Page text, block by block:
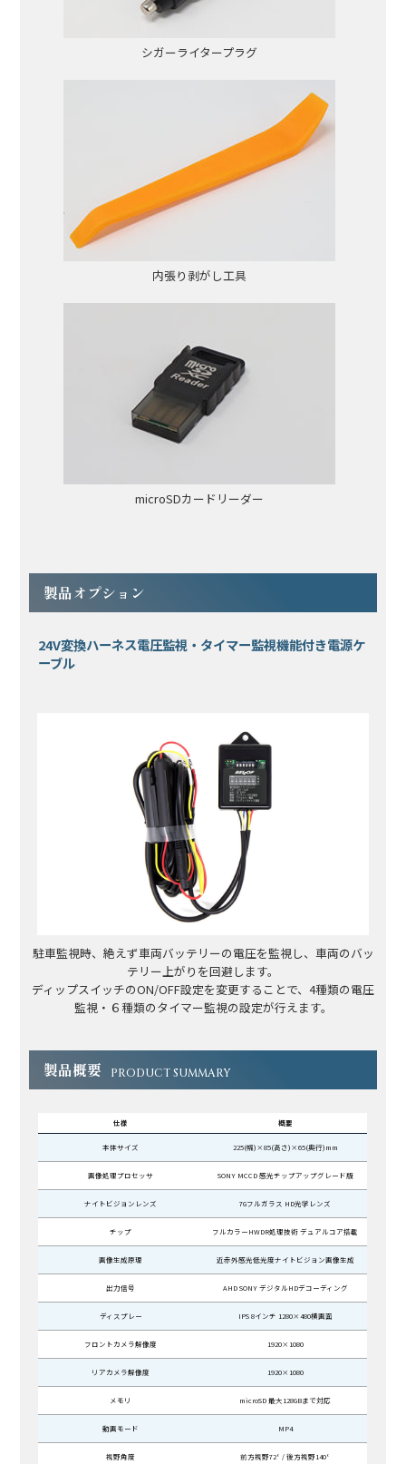
シガーライタープラグ
内張り剥がし工具
microSDカードリーダー
製品オプション
24V変換ハーネス電圧監視・タイマー監視機能付き電源ケ
ーブル
駐車監視時、絶えず車両バッテリーの電圧を監視し、車両のバッ
テリー上がりを回避します。
ディップスイッチのON/OFF設定を変更することで、4種類の電圧
監視・６種類のタイマー監視の設定が行えます。
製品概要 PRODUCT SUMMARY
仕様 概要
本体サイズ 225(幅)×85(高さ)×65(奥行)mm
画像処理プロセッサ SONY MCCD 感光チップアップグレード版
ナイトビジョンレンズ 7Gフルガラス HD光学レンズ
チップ フルカラーHWDR処理技術 デュアルコア搭載
画像生成原理 近赤外感光低光度ナイトビジョン画像生成
出力信号 AHD SONY デジタルHDデコーディング
ディスプレー IPS 8インチ 1280×480横画面
フロントカメラ解像度 1920×1080
リアカメラ解像度 1920×1080
メモリ microSD 最大128GBまで対応
動画モード MP4
視野角度 前方視野72° / 後方視野140°